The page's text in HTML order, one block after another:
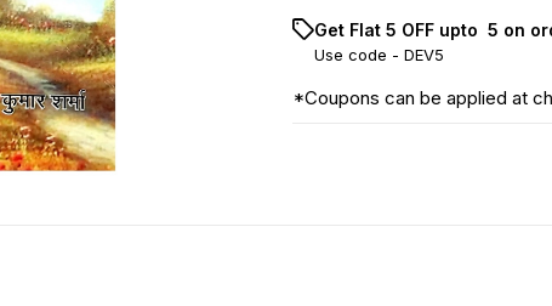
Get Flat ₹5 OFF upto ₹ 5 on
Use code - DEV5
*Coupons can be applied at